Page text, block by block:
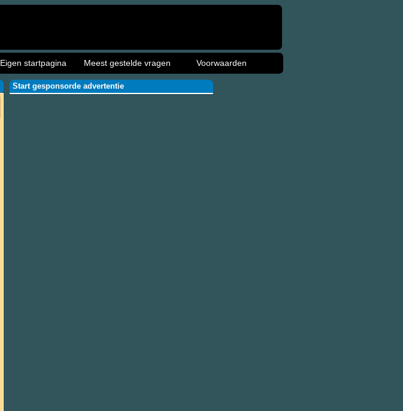
Eigen startpagina Meest gestelde vragen Voorwaarden
Start gesponsorde advertentie